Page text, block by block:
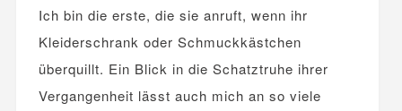
Ich bin die erste, die sie anruft, wenn ihr
Kleiderschrank oder Schmuckkästchen
überquillt. Ein Blick in die Schatztruhe ihrer
Vergangenheit lässt auch mich an so viele